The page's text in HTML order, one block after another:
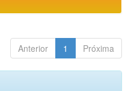
Anterior 1 Próxima